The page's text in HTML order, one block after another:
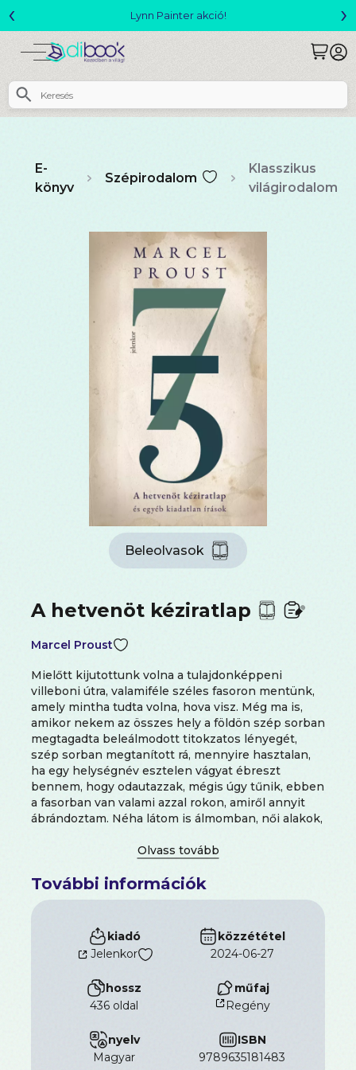
Megjelent! L. J. Shen: Legvadabb álmaimban szeretlek
‹ ›
E-
könyv
Szépirodalom
Klasszikus
világirodalom
Beleolvasok
A hetvenöt kéziratlap
Marcel Proust
Mielőtt kijutottunk volna a tulajdonképpeni
villeboni útra, valamiféle széles fasoron mentünk,
amely mintha tudta volna, hova visz. Még ma is,
amikor nekem az összes hely a földön szép sorban
megtagadta beleálmodott titokzatos lényegét,
szép sorban megtanított rá, mennyire hasztalan,
ha egy helységnév esztelen vágyat ébreszt
bennem, hogy odautazzak, mégis úgy tűnik, ebben
a fasorban van valami azzal rokon, amiről annyit
ábrándoztam. Néha látom is álmomban, női alakok,
munkát végeznek. Érzem, ezúttal már nem
titokzatos lényegét, a képzeletem lát, az álmomat
élem, de akkor fölébredek. Máskor ébren élem át
ezt a csodálatos érzést, de abban a pillanatban,
amikor éppen megragadhatnám az allé rejtelmes
különösségét, elalszom, vagy ha erőltetem az
ébrenlétet, nem látom többé. Mert valóban
vannak dolgok, amelyeket nem volna szabad
nekünk megmutatni. És elnézve, hogy egész
életem kimerül abban, hogy megpróbálom
Élet rejtett titka."Marcel Proust
, 1908-ban,
harminchét évesen sok kitérő után rájött, hogyan
További információk
kiadó
Jelenkor
közzététel
2024-06-27
hossz
436 oldal
műfaj
Regény
nyelv
magyar
ISBN
9789635181483